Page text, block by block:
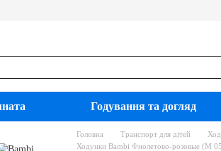
Годування та догляд
Головна Транспорт для дітей
Ходунки Bambi Фиолетово-розовые (M